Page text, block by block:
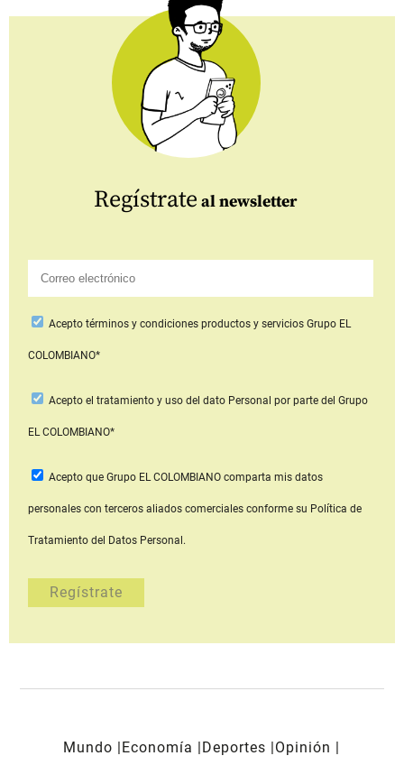
Regístrate al newsletter
Aceptotérminos y condiciones productos y serviciosGrupo EL
COLOMBIANO*
Acepto el tratamiento y uso del dato Personal por parte del Grupo
EL COLOMBIANO*
Acepto que Grupo EL COLOMBIANOcomparta mis datos
personales con terceros aliados comerciales conforme su Política de
Tratamiento del Datos Personal.
Mundo Economía Deportes
Opinión